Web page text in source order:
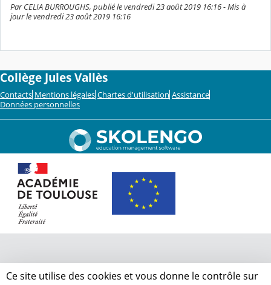
Par CELIA BURROUGHS, publié le vendredi 23 août 2019 16:16 - Mis à
jour le vendredi 23 août 2019 16:16
Collège Jules Vallès
Contacts Mentions légales Chartes d'utilisation Assistance
Données personnelles
Ce site utilise des cookies et vous donne le contrôle sur